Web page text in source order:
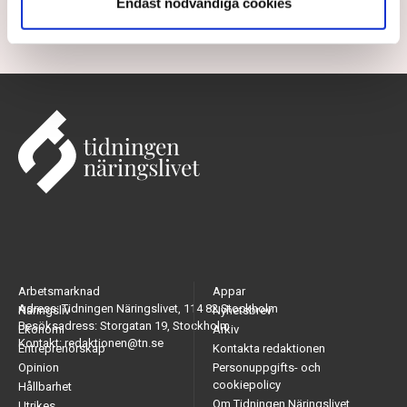
Adress: Tidningen Näringslivet, 114 82 Stockholm
Besöksadress: Storgatan 19, Stockholm
Kontakt: redaktionen@tn.se
Arbetsmarknad
Näringsliv
Ekonomi
Entreprenörskap
Opinion
Hållbarhet
Appar
Nyhetsbrev
Arkiv
Kontakta redaktionen
Personuppgifts- och
cookiepolicy
Om Tidningen Näringslivet